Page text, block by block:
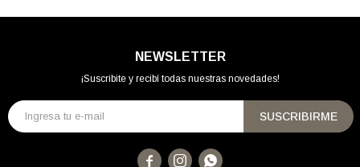
NEWSLETTER
¡Suscribite y recibí todas nuestras novedades!
SUSCRIBIRME
  